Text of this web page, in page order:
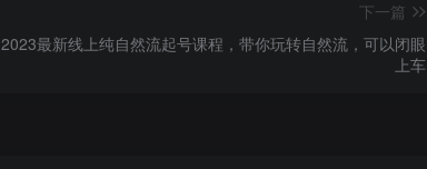
下一篇
2023最新线上纯自然流起号课程，带你玩转自然流，可以闭眼
上车